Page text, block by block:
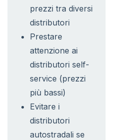
prezzi tra diversi
distributori
Prestare
attenzione ai
distributori self-
service (prezzi
più bassi)
Evitare i
distributori
autostradali se